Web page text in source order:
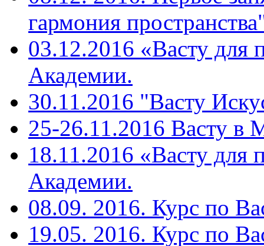
гармония
03.12.2016 «Васту для
Академии.
30.11.2016 "Васту
25-26.11.2016 Васту в
18.11.2016 «Васту для
Академии.
08.09. 2016. Курс по
19.05. 2016. Курс по